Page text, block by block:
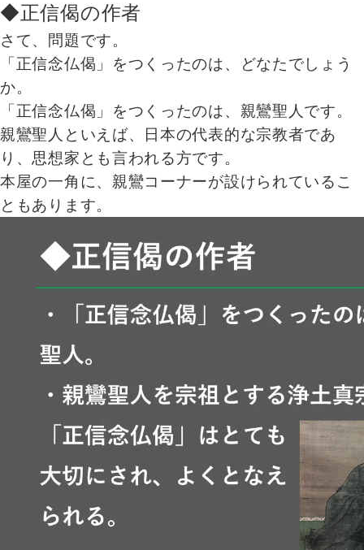
◆正信偈の作者
さて、問題です。
「正信念仏偈」をつくったのは、どなたでしょう
か。
「正信念仏偈」をつくったのは、親鸞聖人です。
親鸞聖人といえば、日本の代表的な宗教者であ
り、思想家とも言われる方です。
本屋の一角に、親鸞コーナーが設けられているこ
ともあります。